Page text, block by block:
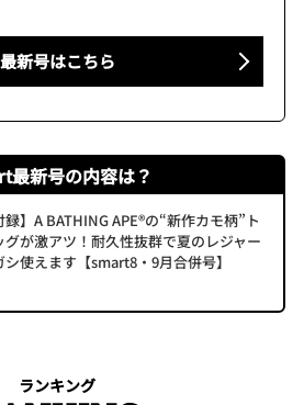
最新号はこちら
最新号の内容は？
録】A BATHING APE®の“新作カモ柄”ト
グが激アツ！耐久性抜群で夏のレジャー
シ使えます【smart8・9月合併号】
ランキング